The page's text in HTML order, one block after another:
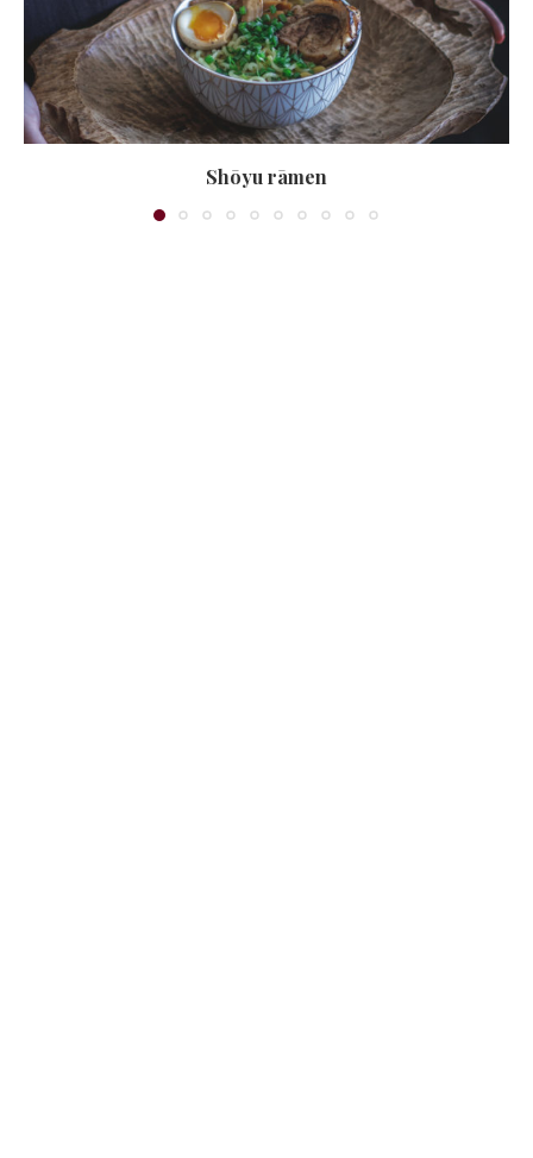
Shōyu rāmen